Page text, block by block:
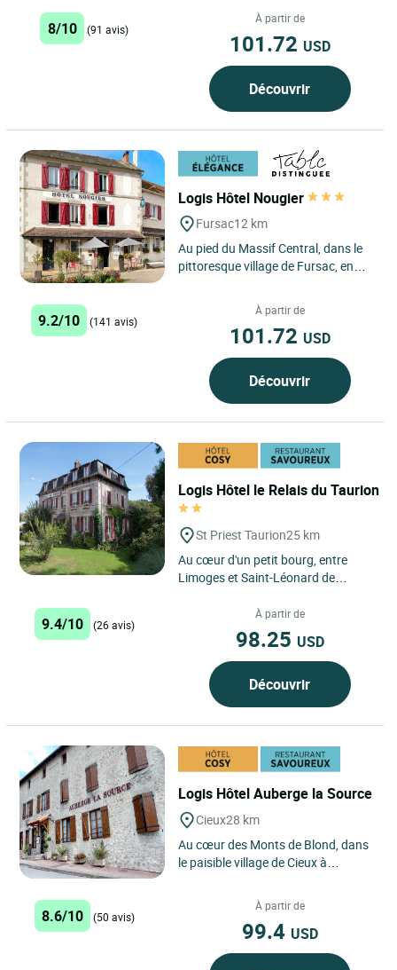
notre établissement...
8/10 (91 avis)
À partir de
101.72 USD
Découvrir
Logis Hôtel Nougier
Fursac12 km
Au pied du Massif Central, dans le
pittoresque village de Fursac, en
depuis 3 générations,...
9.2/10 (141 avis)
À partir de
101.72 USD
Découvrir
Logis Hôtel le Relais du Taurion
St Priest Taurion25 km
Au cœur d'un petit bourg, entre
Limoges et Saint-Léonard de
accueille dans une ancienne...
9.4/10 (26 avis)
À partir de
98.25 USD
Découvrir
Logis Hôtel Auberge la Source
Cieux28 km
Au cœur des Monts de Blond, dans
le paisible village de Cieux à
d’Oradour-sur-Glane,...
8.6/10 (50 avis)
À partir de
99.4 USD